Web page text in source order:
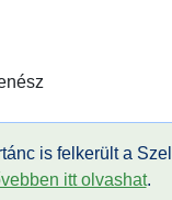
is felkerült a
itt olvashat.